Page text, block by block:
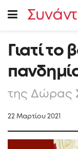
Γιατί το
της Δώρας
22 Μαρτίου 2021